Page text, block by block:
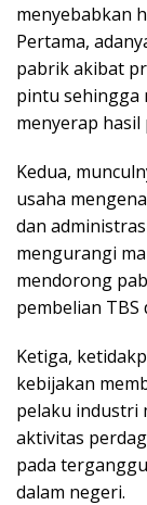
menyebabkan
Pertama,
pabrik akibat
pintu sehingga
menyerap hasil
Kedua,
usaha
dan
mengurangi
mendorong
pembelian TBS
Ketiga,
kebijakan
pelaku industri
aktivitas
pada
dalam negeri.